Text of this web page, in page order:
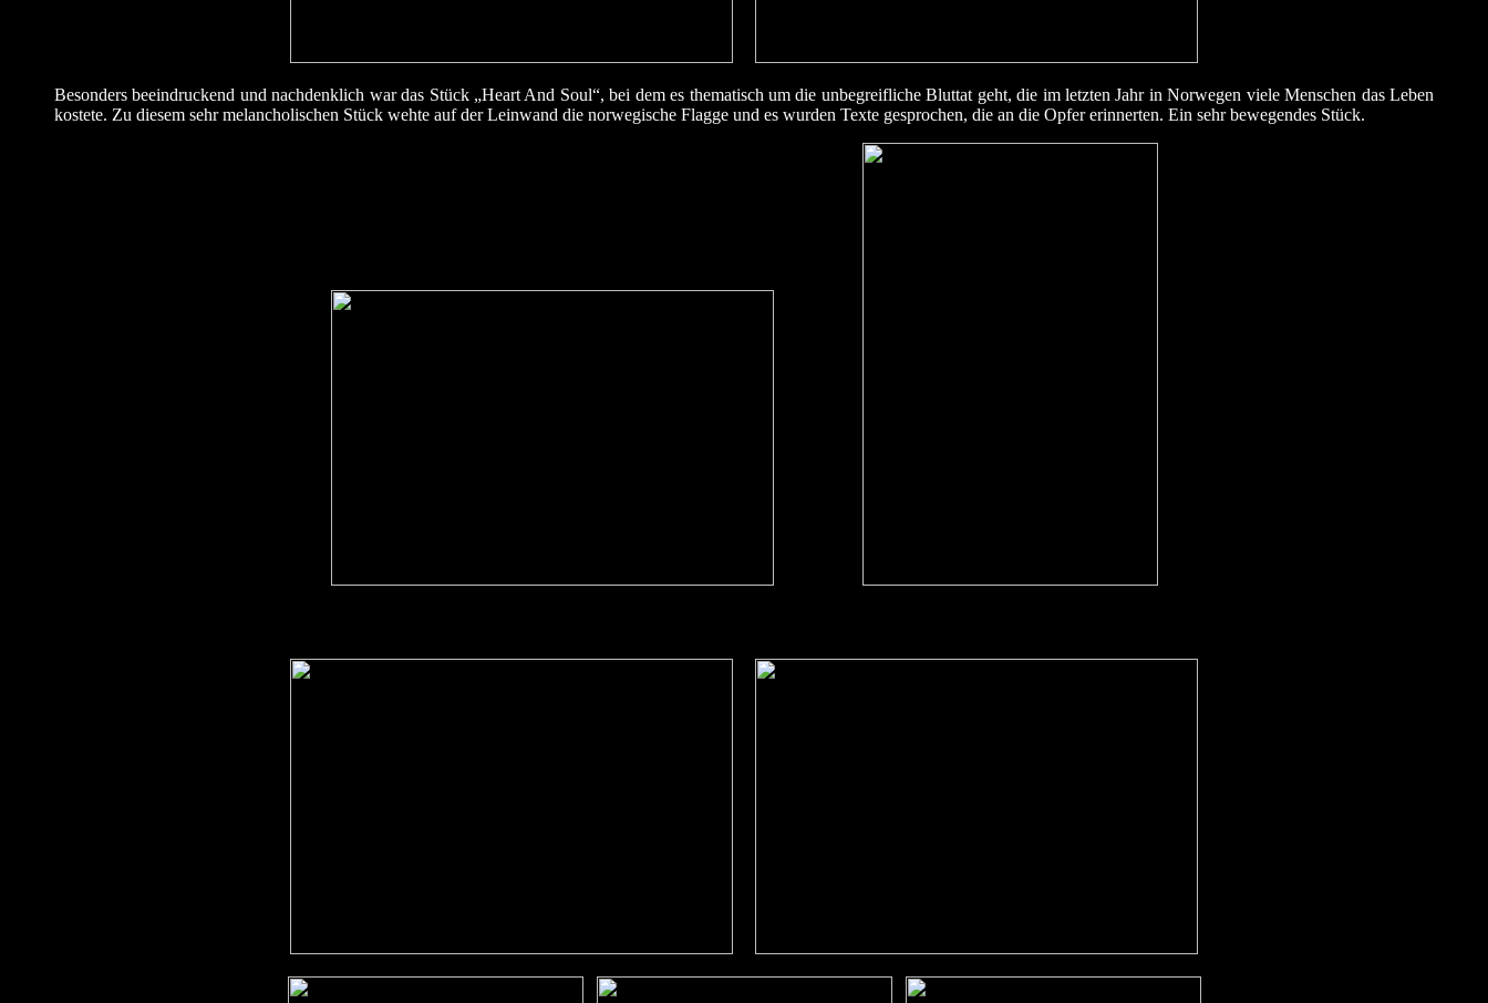
Besonders beeindruckend und nachdenklich war das Stück „Heart And Soul“, bei dem es thematisch um die unbegreifliche Bluttat geht, die im letzten Jahr in Norwegen viele Menschen das Leben
kostete. Zu diesem sehr melancholischen Stück wehte auf der Leinwand die norwegische Flagge und es wurden Texte gesprochen, die an die Opfer erinnerten. Ein sehr bewegendes Stück.